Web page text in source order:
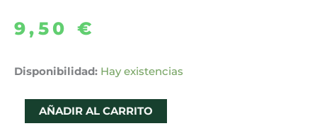
9,50 €
Disponibilidad: Hay existencias
AROMA
POLEAÑADIR AL CARRITO